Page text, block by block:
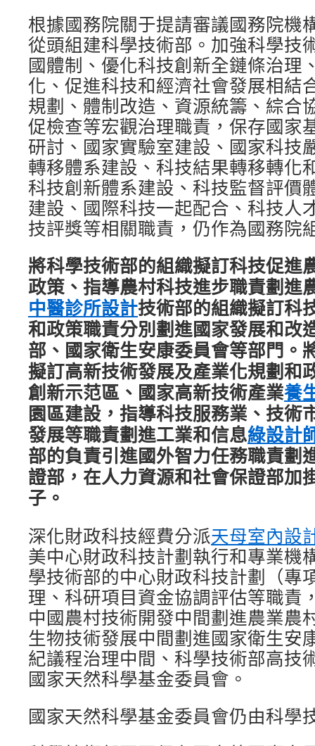
根據國務院關于提請審議國務院機
從頭組建科學技術部。加強科學技
國體制、優化科技創新全鏈條治理
化、促進科技和經濟社會發展相結
規劃、體制改造、資源統籌、綜合
促檢查等宏觀治理職責，保存國家
研討、國家實驗室建設、國家科技
轉移體系建設、科技結果轉移轉化
科技創新體系建設、科技監督評價
建設、國際科技一起配合、科技人
技評獎等相關職責，仍作為國務院
將科學技術部的組織擬訂科技促進
政策、指導農村科技進步職責劃進
中醫診所設計技術部的組織擬訂科
和政策職責分別劃進國家發展和改
部、國家衛生安康委員會等部門。
擬訂高新技術發展及產業化規劃和
創新示范區、國家高新技術產業養
園區建設，指導科技服務業、技術
發展等職責劃進工業和信息綠設計
部的負責引進國外智力任務職責劃
證部，在人力資源和社會保證部加
子。
深化財政科技經費分派天母室內設
美中心財政科技計劃執行和專業機
學技術部的中心財政科技計劃（專
理、科研項目資金協調評估等職責
中國農村技術開發中間劃進農業農
生物技術發展中間劃進國家衛生安
紀議程治理中間、科學技術部高技
國家天然科學基金委員會。
國家天然科學基金委員會仍由科學